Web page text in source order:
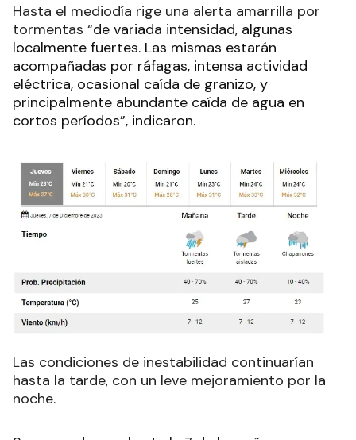
Hasta el mediodía rige una alerta amarrilla por
tormentas “de variada intensidad, algunas
localmente fuertes. Las mismas estarán
acompañadas por ráfagas, intensa actividad
eléctrica, ocasional caída de granizo, y
principalmente abundante caída de agua en
cortos períodos”, indicaron.
Las condiciones de inestabilidad continuarían
hasta la tarde, con un leve mejoramiento por la
noche.